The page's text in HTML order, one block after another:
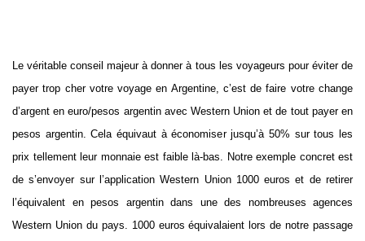
Le véritable conseil majeur à donner à tous les voyageurs pour éviter de
payer trop cher votre voyage en Argentine, c’est de faire votre change
d’argent en euro/pesos argentin avec Western Union et de tout payer en
pesos argentin. Cela équivaut à économiser jusqu’à 50% sur tous les
prix tellement leur monnaie est faible là-bas. Notre exemple concret est
de s’envoyer sur l’application Western Union 1000 euros et de retirer
l’équivalent en pesos argentin dans une des nombreuses agences
Western Union du pays. 1000 euros équivalaient lors de notre passage